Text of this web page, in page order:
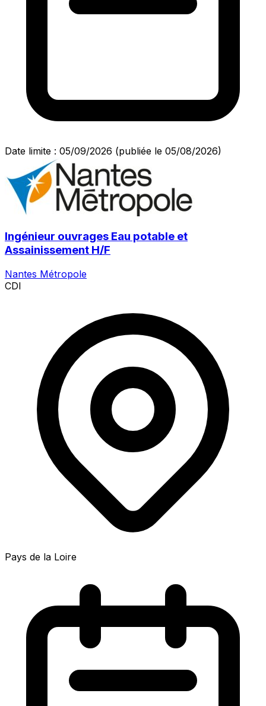
Date limite : 05/09/2026 (publiée le 05/08/2026)
Ingénieur ouvrages Eau potable et
Assainissement H/F
Nantes Métropole
CDI
Pays de la Loire